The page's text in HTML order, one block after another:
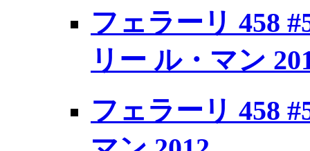
フェラーリ 458
リー ル・マン
フェラーリ 458